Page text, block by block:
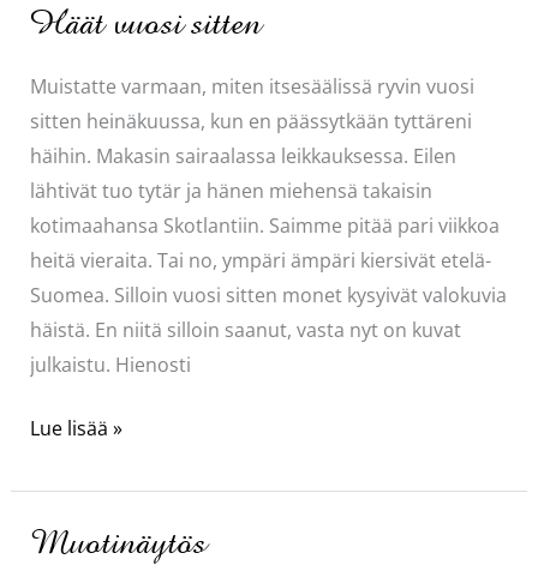
Häät vuosi sitten
Muistatte varmaan, miten itsesäälissä ryvin vuosi
sitten heinäkuussa, kun en päässytkään tyttäreni
häihin. Makasin sairaalassa leikkauksessa. Eilen
lähtivät tuo tytär ja hänen miehensä takaisin
kotimaahansa Skotlantiin. Saimme pitää pari viikkoa
heitä vieraita. Tai no, ympäri ämpäri kiersivät etelä-
Suomea. Silloin vuosi sitten monet kysyivät valokuvia
häistä. En niitä silloin saanut, vasta nyt on kuvat
julkaistu. Hienosti
Häät
sitten
Lue lisää »
Muotinäytös